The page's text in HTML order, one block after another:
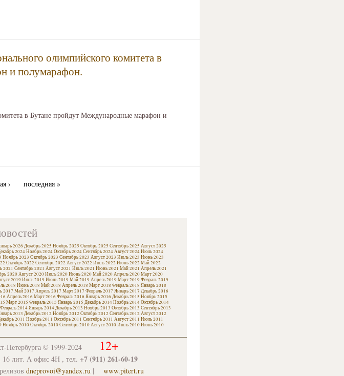
олимпийского комитета в
и полумарафон.
в Бутане пройдут Международные марафон и
› последняя »
2026 Декабрь 2025 Ноябрь 2025 Октябрь 2025 Сентябрь 2025 Август 2025
2024Ноябрь 2024Октябрь 2024Сентябрь 2024Август 2024Июль 2024
Ноябрь 2023 Октябрь 2023 Сентябрь 2023 Август 2023 Июль 2023 Июнь 2023
Октябрь 2022 Сентябрь 2022 Август 2022 Июль 2022 Июнь 2022 Май 2022
2021 Сентябрь 2021 Август 2021 Июль 2021 Июнь 2021 Май 2021 Апрель 2021
2020Август 2020Июль 2020Июнь 2020Май 2020Апрель 2020Март 2020
2019 Июль 2019 Июнь 2019 Май 2019 Апрель 2019 Март 2019 Февраль 2019
2018 Июнь 2018 Май 2018 Апрель 2018 Март 2018 Февраль 2018 Январь 2018
2017 Май 2017 Апрель 2017 Март 2017 Февраль 2017 Январь 2017 Декабрь 2016
Апрель 2016 Март 2016 Февраль 2016 Январь 2016 Декабрь 2015 Ноябрь 2015
Март 2015 Февраль 2015 Январь 2015 Декабрь 2014Ноябрь 2014Октябрь 2014
Февраль 2014Январь 2014Декабрь 2013 Ноябрь 2013 Октябрь 2013 Сентябрь 2013
2013 Декабрь 2012 Ноябрь 2012 Октябрь 2012 Сентябрь 2012 Август 2012
2011 Ноябрь 2011 Октябрь 2011 Сентябрь 2011 Август 2011 Июль 2011
Ноябрь 2010Октябрь 2010Сентябрь 2010Август 2010Июль 2010Июнь 2010
Петербурга © 1999-2024 12+
16 лит. А офис 4Н , тел. +7 (911) 261-60-19
dneprovoi@yandex.ru | www.pitert.ru